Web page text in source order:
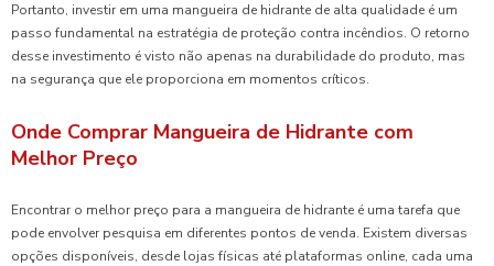
Portanto, investir em uma mangueira de hidrante de alta qualidade é um
passo fundamental na estratégia de proteção contra incêndios. O retorno
desse investimento é visto não apenas na durabilidade do produto, mas
na segurança que ele proporciona em momentos críticos.
Onde Comprar Mangueira de Hidrante com
Melhor Preço
Encontrar o melhor preço para a mangueira de hidrante é uma tarefa que
pode envolver pesquisa em diferentes pontos de venda. Existem diversas
opções disponíveis, desde lojas físicas até plataformas online, cada uma